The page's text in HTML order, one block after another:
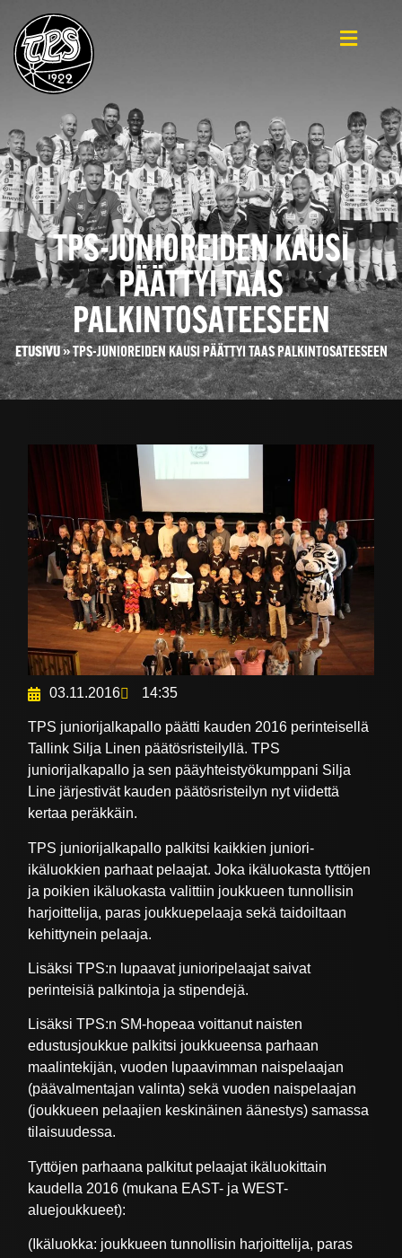
TPS-JUNIOREIDEN KAUSI
PÄÄTTYI TAAS
PALKINTOSATEESEEN
ETUSIVU»TPS-JUNIOREIDEN KAUSI PÄÄTTYI TAAS PALKINTOSATEESEEN
03.11.2016 14:35
TPS juniorijalkapallo päätti kauden 2016 perinteisellä
Tallink Silja Linen päätösristeilyllä. TPS
juniorijalkapallo ja sen pääyhteistyökumppani Silja
Line järjestivät kauden päätösristeilyn nyt viidettä
kertaa peräkkäin.
TPS juniorijalkapallo palkitsi kaikkien juniori-
ikäluokkien parhaat pelaajat. Joka ikäluokasta tyttöjen
ja poikien ikäluokasta valittiin joukkueen tunnollisin
harjoittelija, paras joukkuepelaaja sekä taidoiltaan
kehittynein pelaaja.
Lisäksi TPS:n lupaavat junioripelaajat saivat
perinteisiä palkintoja ja stipendejä.
Lisäksi TPS:n SM-hopeaa voittanut naisten
edustusjoukkue palkitsi joukkueensa parhaan
maalintekijän, vuoden lupaavimman naispelaajan
(päävalmentajan valinta) sekä vuoden naispelaajan
(joukkueen pelaajien keskinäinen äänestys) samassa
tilaisuudessa.
Tyttöjen parhaana palkitut pelaajat ikäluokittain
kaudella 2016 (mukana EAST- ja WEST-
aluejoukkueet):
(Ikäluokka: joukkueen tunnollisin harjoittelija, paras